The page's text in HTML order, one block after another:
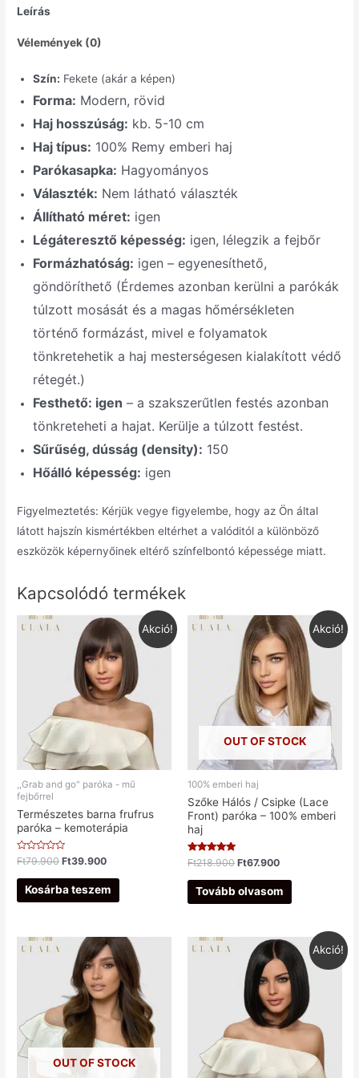
Leírás
Vélemények (0)
Szín: Fekete (akár a képen)
Forma: Modern, rövid
Haj hosszúság: kb. 5-10 cm
Haj típus: 100% Remy emberi haj
Parókasapka: Hagyományos
Választék: Nem látható választék
Állítható méret: igen
Légáteresztő képesség: igen, lélegzik a fejbőr
Formázhatóság: igen – egyenesíthető,
göndöríthető (Érdemes azonban kerülni a parókák
túlzott mosását és a magas hőmérsékleten
történő formázást, mivel e folyamatok
tönkretehetik a haj mesterségesen kialakított védő
rétegét.)
Festhető: igen – a szakszerűtlen festés azonban
tönkreteheti a hajat. Kerülje a túlzott festést.
Sűrűség, dússág (density): 150
Hőálló képesség: igen
Figyelmeztetés: Kérjük vegye figyelembe, hogy az Ön által
látott hajszín kismértékben eltérhet a valóditól a különböző
eszközök képernyőinek eltérő színfelbontó képessége miatt.
Kapcsolódó termékek
Akció!
,,Grab and go" paróka - mű
fejbőrrel
Természetes barna frufrus
paróka – kemoterápia
Értékelés:
0
/
Ft79.900 Ft39.900
Kosárba teszem
Akció!
OUT OF STOCK
100% emberi haj
Szőke Hálós / Csipke (Lace
Front) paróka – 100% emberi
haj
Értékelés:
5.00
/ 5
Ft218.900 Ft67.900
Tovább olvasom
OUT OF STOCK
Akció!